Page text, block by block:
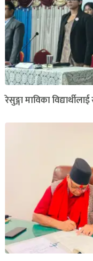
रेसुङ्गा माविका